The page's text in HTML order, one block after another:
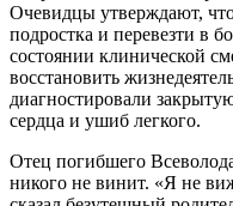
Очевидцы утверждают,
подростка и перевезти в
состоянии клинической
восстановить
диагностировали
сердца и ушиб легкого.
Отец погибшего
никого не винит. «Я не